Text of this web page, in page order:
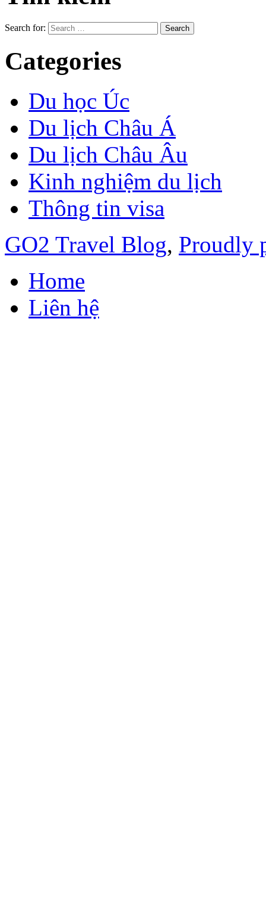
Search for:
Categories
Du học Úc
Du lịch Châu Á
Du lịch Châu Âu
Kinh nghiệm du lịch
Thông tin visa
GO2 Travel Blog, Proudly
Home
Liên hệ